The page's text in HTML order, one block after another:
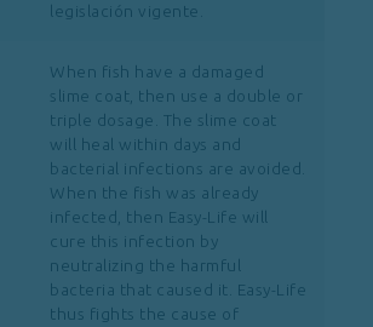
legislación vigente.
When fish have a damaged
slime coat, then use a double or
triple dosage. The slime coat
will heal within days and
bacterial infections are avoided.
When the fish was already
infected, then Easy-Life will
cure this infection by
neutralizing the harmful
bacteria that caused it. Easy-Life
thus fights the cause of